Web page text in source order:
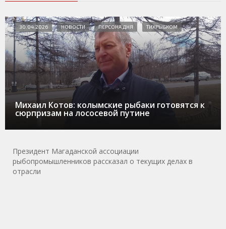
Михаил Котов: колымские рыбаки готовятся к
сюрпризам на лососевой путине
30.04.2026 НОВОСТИ ПЕРСОНА ДНЯ ТИХРЫБКОМ
Президент Магаданской ассоциации
рыбопромышленников рассказал о текущих делах в
отрасли